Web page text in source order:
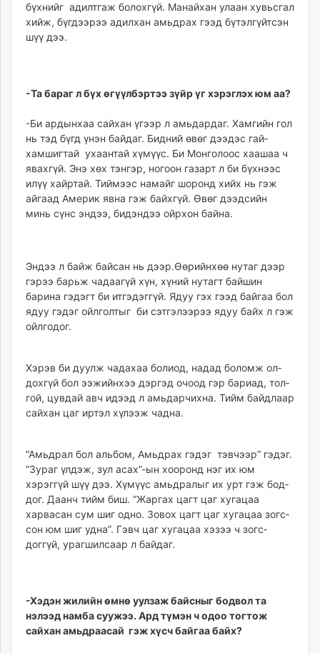
бүхнийг адилтгаж бо­лох­гүй. Манайхан улаан хувьс­гал
хийж, бүгдээрээ адил­­хан амьдрах гээд бүтэл­гүйт­сэн
шүү дээ.
-Та бараг л бүх өгүүл­бэр­тээ зүйр үг хэрэглэх юм аа?
-Би ардынхаа сайхан үгээр л амьдардаг. Хамгийн гол
нь тэд бүгд үнэн бай­даг. Бидний өвөг дээдэс гай­­
хамшигтай ухаантай хү­мүүс. Би Монголоос хаа­шаа ч
явахгүй. Энэ хөх тэнгэр, ногоон га­зарт л би бүхнээс
илүү хайр­­тай. Тиймээс на­майг шоронд хийх нь гэж
айгаад Америк явна гэж байхгүй. Өвөг дээдсийн
минь сүнс эндээ, бидэндээ ойрхон бай­на.
Эндээ л байж байсан нь дээр.Өөрийнхөө нутаг дээр
гэрээ барьж чадаагүй хүн, хүний нутагт байшин
барина гэдэгт би итгэдэггүй. Ядуу гэх гээд байгаа бол
ядуу гэдэг ойлголтыг би сэт­гэлээрээ ядуу байх л гэж
ойлгодог.
Хэрэв би дуулж чадахаа болиод, на­дад боломж ол­
дох­гүй бол ээжийнхээ дэр­гэд очоод гэр бариад, тол­
гой, цувдай авч идээд л амь­дар­чихна. Тийм байдлаар
сайхан цаг иртэл хүлээж чадна.
“Амьдрал бол альбом, Амьдрах гэдэг тэвчээр” гэдэг.
“Зураг үлдэж, зул асах”-ын хооронд нэг их юм
хэрэггүй шүү дээ. Хүмүүс амьдралыг их урт гэж бод­
дог. Даанч тийм биш. “Жаргах цагт цаг хуга­цаа
харвасан сум шиг одно. Зовох цагт цаг хугацаа зогс­
сон юм шиг удна”. Гэвч цаг хуга­цаа хэзээ ч зогс­
доггүй, урагшилсаар л байдаг.
-Хэдэн жилийн өмнө уулзаж байсныг бодвол та
нэлээд намба суужээ. Ард түмэн ч одоо тогтож
сайхан амьдраасай гэж хүсч бай­гаа байх?